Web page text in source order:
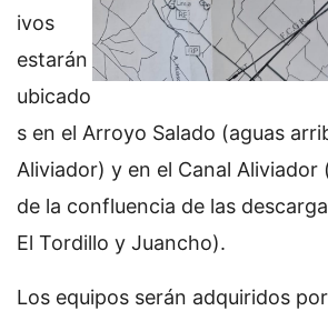
ivos
estarán
ubicado
s en el Arroyo Salado (aguas
Aliviador) y en el Canal Aliviador
de la confluencia de las
El Tordillo y Juancho).
Los equipos serán adquiridos